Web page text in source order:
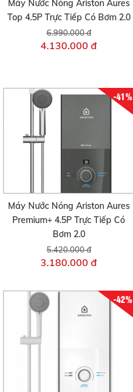
Máy Nước Nóng Ariston Aures
Top 4.5P Trực Tiếp Có Bơm 2.0
6.990.000 đ
4.130.000 đ
-41%
Máy Nước Nóng Ariston Aures
Premium+ 4.5P Trực Tiếp Có
Bơm 2.0
5.420.000 đ
3.180.000 đ
-42%